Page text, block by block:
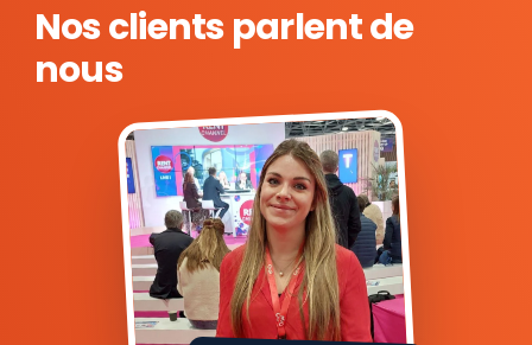
Nos clients parlent de
nous